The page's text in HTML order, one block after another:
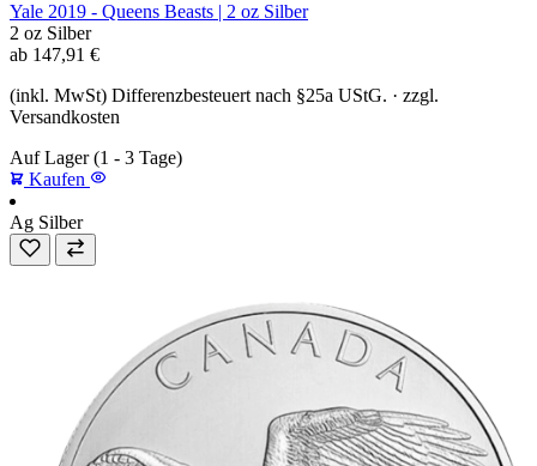
Yale 2019 - Queens Beasts | 2 oz Silber
2 oz Silber
ab 147,91 €
(inkl. MwSt) Differenzbesteuert nach §25a UStG. · zzgl.
Versandkosten
Auf Lager (1 - 3 Tage)
Kaufen
Ag Silber